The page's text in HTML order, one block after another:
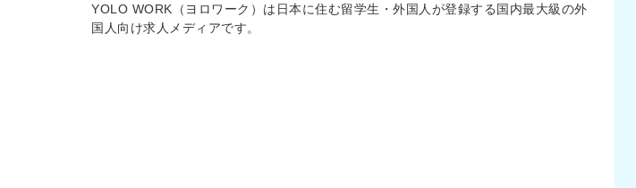
YOLO WORK（ヨロワーク）は日本に住む留学生・外国人が登録する国内最大級の外
国人向け求人メディアです。